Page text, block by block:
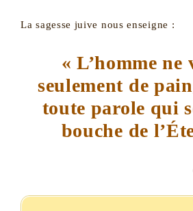
La sagesse juive nous enseigne :
« L’homme ne
seulement de
toute parole qui
bouche de